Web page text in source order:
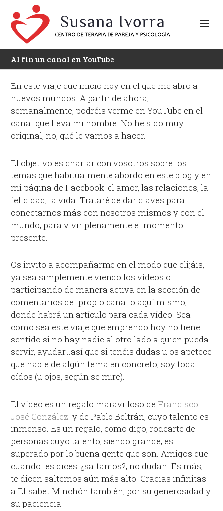
Al fin un canal en YouTube
En este viaje que inicio hoy en el que me abro a
nuevos mundos. A partir de ahora,
semanalmente, podréis verme en YouTube en el
canal que lleva mi nombre. No he sido muy
original, no, qué le vamos a hacer.
El objetivo es charlar con vosotros sobre los
temas que habitualmente abordo en este blog y en
mi página de Facebook: el amor, las relaciones, la
felicidad, la vida. Trataré de dar claves para
conectarnos más con nosotros mismos y con el
mundo, para vivir plenamente el momento
presente.
Os invito a acompañarme en el modo que elijáis,
ya sea simplemente viendo los vídeos o
participando de manera activa en la sección de
comentarios del propio canal o aquí mismo,
donde habrá un artículo para cada vídeo. Sea
como sea este viaje que emprendo hoy no tiene
sentido si no hay nadie al otro lado a quien pueda
servir, ayudar…así que si tenéis dudas u os apetece
que hable de algún tema en concreto, soy toda
oídos (u ojos, según se mire).
El vídeo es un regalo maravilloso deFrancisco
José González y de Pablo Beltrán, cuyo talento es
inmenso. Es un regalo, como digo, rodearte de
personas cuyo talento, siendo grande, es
superado por lo buena gente que son. Amigos que
cuando les dices: ¿saltamos?, no dudan. Es más,
te dicen saltemos aún más alto. Gracias infinitas
a Elisabet Minchón también, por su generosidad y
su paciencia.